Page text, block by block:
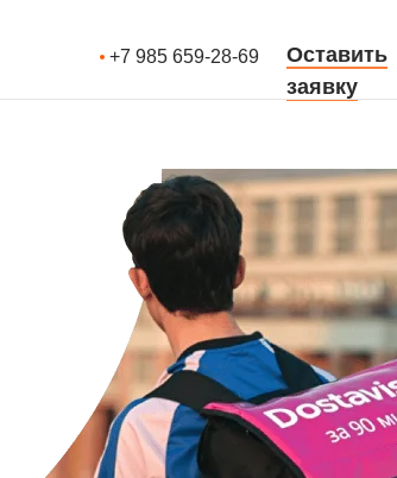
Оставить
заявку
+7 985 659-28-69